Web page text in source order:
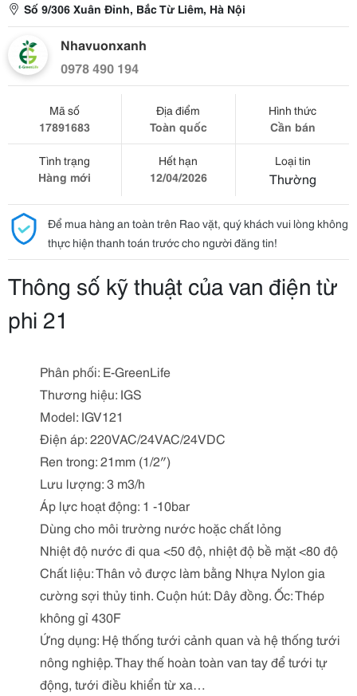
Số 9/306 Xuân Đỉnh, Bắc Từ Liêm, Hà Nội
Nhavuonxanh
0978 490 194
Mã số
17891683
Địa điểm
Toàn quốc
Hình thức
Cần bán
Tình trạng
Hàng mới
Hết hạn
12/04/2026
Loại tin
Thường
Để mua hàng an toàn trên Rao vặt, quý khách vui lòng không
thực hiện thanh toán trước cho người đăng tin!
Thông số kỹ thuật của van điện từ
phi 21
Phân phối: E-GreenLife
Thương hiệu: IGS
Model: IGV121
Điện áp: 220VAC/24VAC/24VDC
Ren trong: 21mm (1/2″)
Lưu lượng: 3 m3/h
Áp lực hoạt động: 1 -10bar
Dùng cho môi trường nước hoặc chất lỏng
Nhiệt độ nước đi qua <50 độ, nhiệt độ bề mặt <80 độ
Chất liệu: Thân vỏ được làm bằng Nhựa Nylon gia
cường sợi thủy tinh. Cuộn hút: Dây đồng. Ốc: Thép
không gỉ 430F
Ứng dụng: Hệ thống tưới cảnh quan và hệ thống tưới
nông nghiệp. Thay thế hoàn toàn van tay để tưới tự
động, tưới điều khiển từ xa…